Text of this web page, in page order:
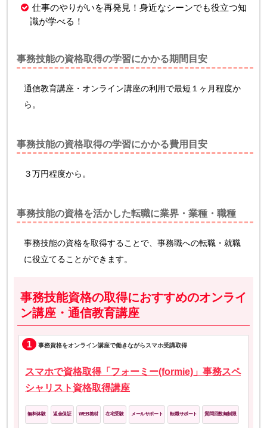
仕事のやりがいを再発見！身近なシーンでも役立つ知
識が学べる！
事務技能の資格取得の学習にかかる期間目安
通信教育講座・オンライン講座の利用で最短１ヶ月程度か
ら。
事務技能の資格取得の学習にかかる費用目安
３万円程度から。
事務技能の資格を活かした転職に業界・業種・職種
事務技能の資格を取得することで、事務職への転職・就職
に役立てることができます。
事務技能資格の取得におすすめのオンライ
ン講座・通信教育講座
1 事務資格をオンライン講座で働きながらスマホ受講取得
スマホで資格取得「フォーミー(formie)」事務スペ
シャリスト資格取得講座
無料体験 返金保証 WEB教材 在宅受験 メールサポート 転職サポート 質問回数無制限